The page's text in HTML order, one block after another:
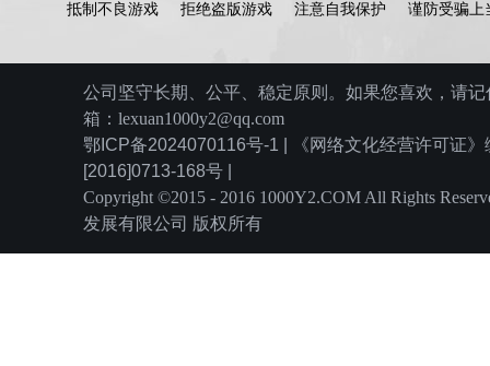
抵制不良游戏 拒绝盗版游戏 注意自我保护 谨防受骗上
公司坚守长期、公平、稳定原则。如果您喜欢，请
箱：lexuan1000y2@qq.com
鄂ICP备2024070116号-1 | 《网络文化经营许可证》
[2016]0713-168号 |
Copyright ©2015 - 2016 1000Y2.COM All Rights
发展有限公司 版权所有